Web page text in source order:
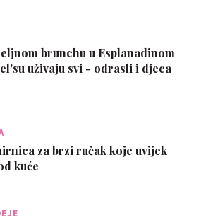
brunchu u Esplanadinom
uživaju svi - odrasli i djeca
za brzi ručak koje uvijek
kuće